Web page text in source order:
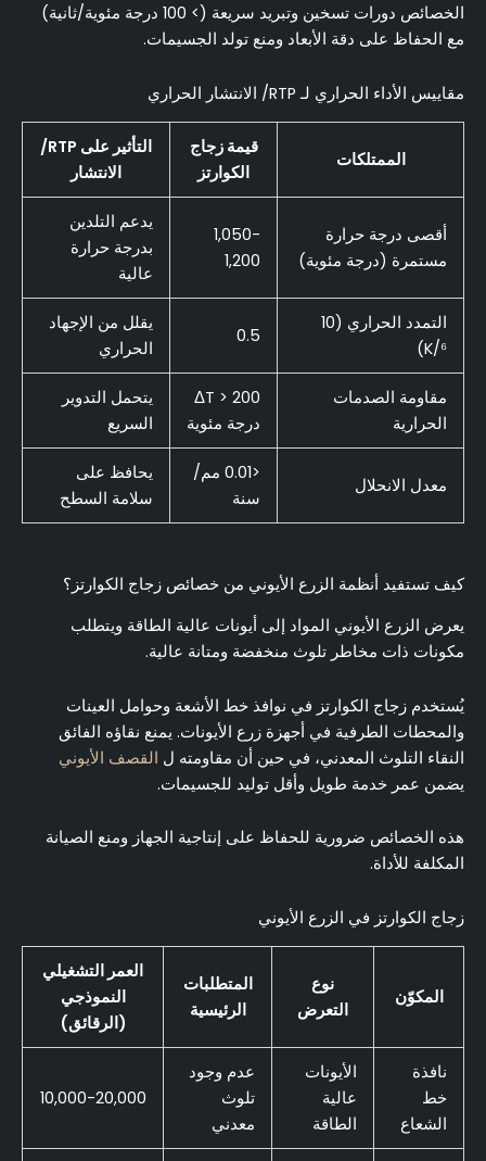
الخصائص دورات تسخين وتبريد سريعة (> 100 درجة مئوية/ثانية)
مع الحفاظ على دقة الأبعاد ومنع تولد الجسيمات.
مقاييس الأداء الحراري لـ RTP/ الانتشار الحراري
الممتلكات
قيمة زجاج
الكوارتز
التأثير على RTP/
الانتشار
أقصى درجة حرارة
مستمرة (درجة مئوية)
1,050-
1,200
يدعم التلدين
بدرجة حرارة
عالية
التمدد الحراري (10
⁶/K)
0.5
يقلل من الإجهاد
الحراري
مقاومة الصدمات
الحرارية
ΔT > 200
درجة مئوية
يتحمل التدوير
السريع
معدل الانحلال
<0.01 مم/
سنة
يحافظ على
سلامة السطح
كيف تستفيد أنظمة الزرع الأيوني من خصائص زجاج الكوارتز؟
يعرض الزرع الأيوني المواد إلى أيونات عالية الطاقة ويتطلب
مكونات ذات مخاطر تلوث منخفضة ومتانة عالية.
يُستخدم زجاج الكوارتز في نوافذ خط الأشعة وحوامل العينات
والمحطات الطرفية في أجهزة زرع الأيونات. يمنع نقاؤه الفائق
النقاء التلوث المعدني، في حين أن مقاومته ل القصف الأيوني
يضمن عمر خدمة طويل وأقل توليد للجسيمات.
هذه الخصائص ضرورية للحفاظ على إنتاجية الجهاز ومنع الصيانة
المكلفة للأداة.
زجاج الكوارتز في الزرع الأيوني
المكوّن
نوع
التعرض
المتطلبات
الرئيسية
العمر التشغيلي
النموذجي
(الرقائق)
نافذة
خط
الشعاع
الأيونات
عالية
الطاقة
عدم وجود
تلوث
معدني
10,000-20,000